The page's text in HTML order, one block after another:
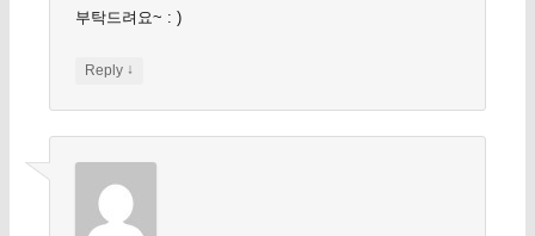
부탁드려요~ : )
Reply ↓